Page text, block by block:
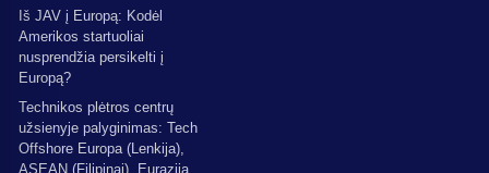
Iš JAV į Europą: Kodėl
Amerikos startuoliai
nusprendžia persikelti į
Europą?
Technikos plėtros centrų
užsienyje palyginimas: Tech
Offshore Europa (Lenkija),
ASEAN (Filipinai), Eurazija